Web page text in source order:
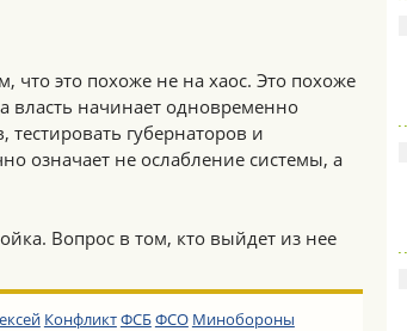
это похоже не на хаос. Это похоже
власть начинает одновременно
губернаторов и
означает не ослабление системы, а
Вопрос в том, кто выйдет из нее
КонфликтФСБФСО Минобороны